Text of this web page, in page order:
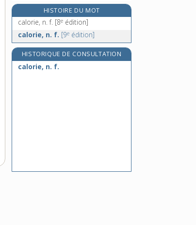
calorifugeage, n. m.
calorifuger, v. tr.
calorimètre, n. m.
calorimétrie, n. f.
calorimétrique, adj.
HISTOIRE DU MOT
calorie, n. f. [8e édition]
calorie, n. f. [9e édition]
HISTORIQUE DE CONSULTATION
calorie, n. f.